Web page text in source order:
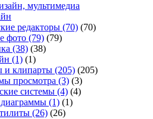
мультимедиа
редакторы (70) (70)
фото (79) (79)
(38) (38)
(1) (1)
клипарты (205) (205)
просмотра (3) (3)
системы (4) (4)
(1) (1)
(26) (26)